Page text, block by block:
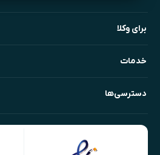
برای وکلا
خدمات
دسترسی‌ها